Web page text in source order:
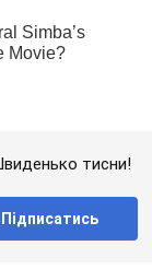
тисни!
Підписатись